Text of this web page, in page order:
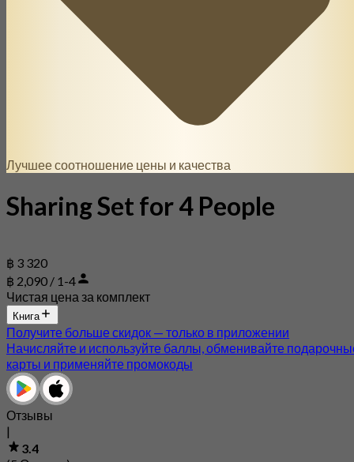
Лучшее соотношение цены и качества
Sharing Set for 4 People
฿ 3 320
฿ 2,090 / 1-4
Чистая цена за комплект
Книга
Получите больше скидок — только в приложении
Начисляйте и используйте баллы, обменивайте
карты и применяйте промокоды
Отзывы
|
3.4